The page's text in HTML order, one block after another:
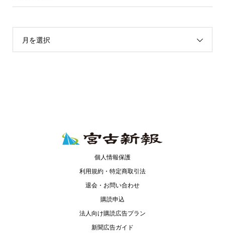
月を選択
個人情報保護
利用規約・特定商取引法
退会・お問い合わせ
購読申込
法人向け購読広告プラン
新聞広告ガイド